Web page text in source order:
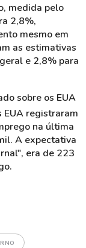
medida pelo
2,8%,
mesmo em
as estimativas
e 2,8% para
sobre os EUA
registraram
na última
A expectativa
era de 223